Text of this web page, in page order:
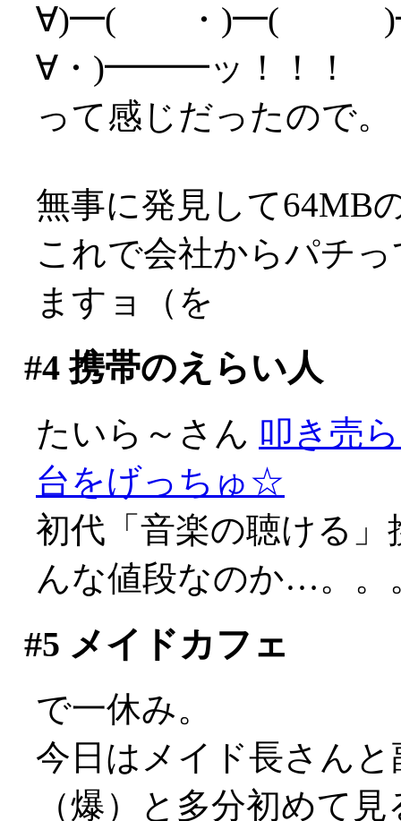
∀)━( ・)━(
∀・)━━━ッ！！！
って感じだったので。
無事に発見して64MB
これで会社からパチ
ますョ（を
#4携帯のえらい人
たいら～さん 叩き売
台をげっちゅ☆
初代「音楽の聴ける
んな値段なのか…。。
#5 メイドカフェ
で一休み。
今日はメイド長さん
（爆）と多分初めて